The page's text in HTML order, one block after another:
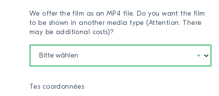
We offer the film as an MP4 file. Do you want the film
to be shown in another media type (Attention: There
may be additional costs)?
Tes coordonnées